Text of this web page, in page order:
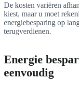
De kosten variëren
kiest, maar u moet
energiebesparing op
terugverdienen.
Energie
eenvoudig